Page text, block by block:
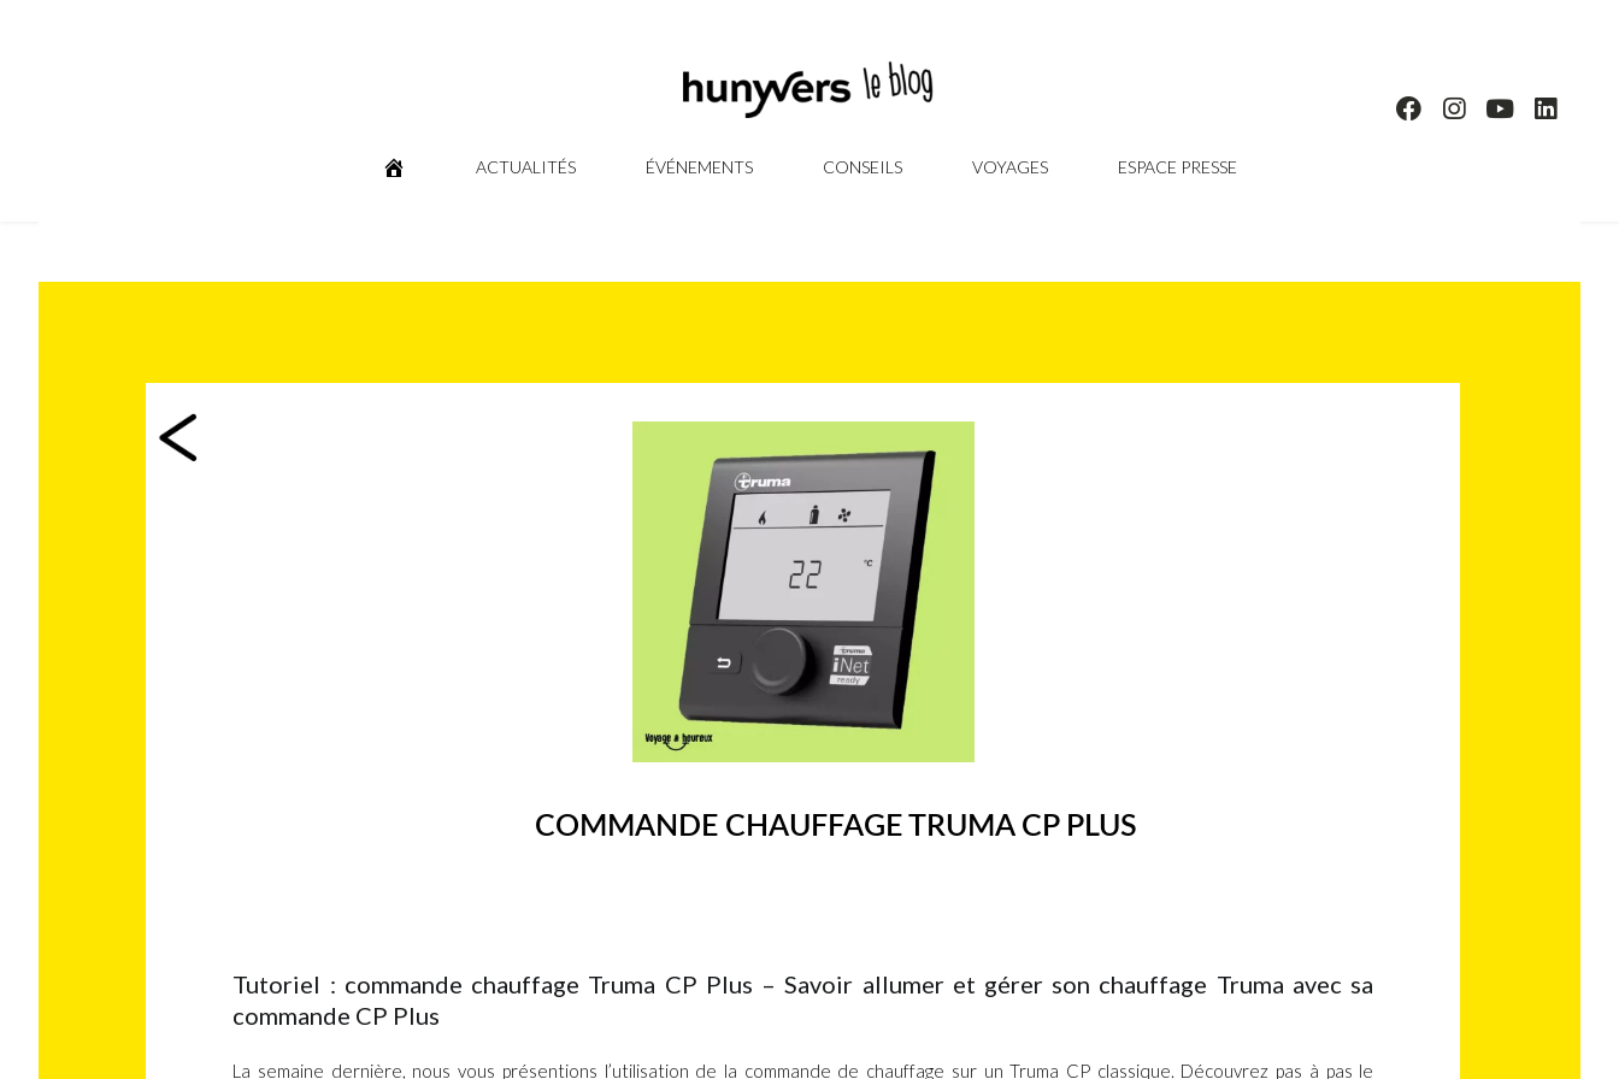
ACTUALITÉS ÉVÉNEMENTS CONSEILS VOYAGES ESPACE PRESSE
COMMANDE CHAUFFAGE TRUMA CP PLUS
Tutoriel : commande chauffage Truma CP Plus – Savoir allumer et gérer son chauffage Truma avec sa
commande CP Plus
La semaine dernière, nous vous présentions l’utilisation de la commande de chauffage sur un Truma CP classique. Découvrez pas à pas le